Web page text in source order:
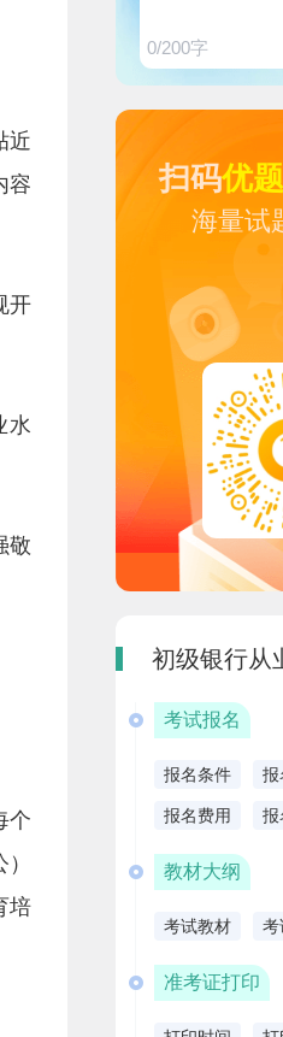
近
容
开
水
敬
个
培
0/200字
扫码优
海量试
初级银行从
考试报名
报名条件 报
报名费用 报
教材大纲
考试教材 考
准考证打印